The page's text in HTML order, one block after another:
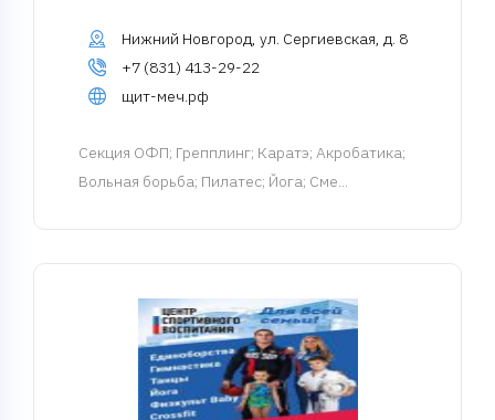
Нижний Новгород, ул. Сергиевская, д. 8
+7 (831) 413-29-22
щит-меч.рф
Cекция ОФП; Грепплинг; Каратэ; Акробатика;
Вольная борьба; Пилатес; Йога; Сме...